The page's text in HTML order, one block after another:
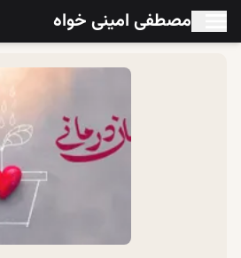
مصطفی امینی خواه